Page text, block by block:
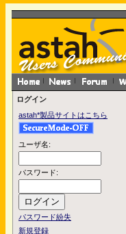
ログイン
astah*製品サイトはこちら
ユーザ名:
パスワード:
パスワード紛失
新規登録